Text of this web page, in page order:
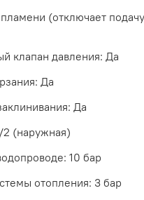
(отключает
клапан давления: Да
Да
Да
(наружная)
10 бар
отопления: 3 бар